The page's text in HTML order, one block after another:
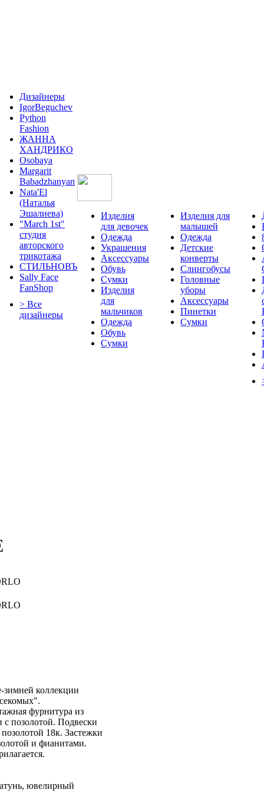
Дизайнеры
IgorBeguchev
Python
Fashion
ЖАННА
ХАНДРИКО
Osobaya
Margarit
Babadzhanyan
Nata'El
(Наталья
Эшалиева)
"March 1st"
студия
авторского
трикотажа
СТИЛЬНОВЪ
Sally Face
FanShop
> Все
дизайнеры
Изделия
для девочек
Одежда
Украшения
Аксессуары
Обувь
Сумки
Изделия
для
мальчиков
Одежда
Обувь
Сумки
Изделия для
малышей
Одежда
Детские
конверты
Слингобусы
Головные
уборы
Аксессуары
Пинетки
Сумки
зимней коллекции
фурнитура из
с позолотой. Подвески
18к. Застежки
и фианитами.
ювелирный